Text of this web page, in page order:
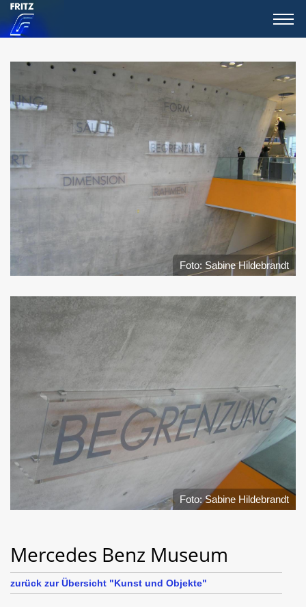
Foto: Sabine Hildebrandt
Foto: Sabine Hildebrandt
Mercedes Benz Museum
zurück zur Übersicht "Kunst und Objekte"